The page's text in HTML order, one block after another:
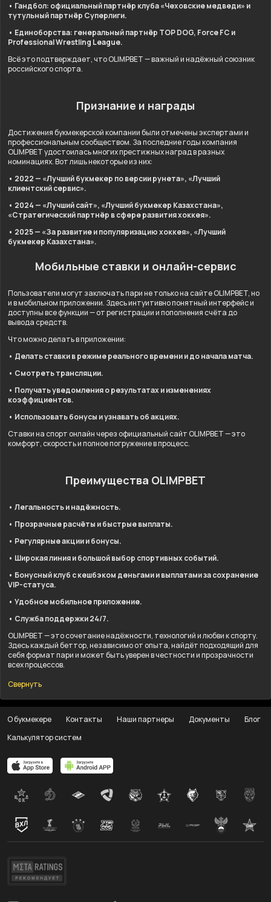
• Гандбол: официальный партнёр клуба «Чеховские медведи» и
тутульный партнёр Суперлиги.
• Единоборства: генеральный партнёр TOP DOG, Force FC и
Professional Wrestling League.
Всё это подтверждает, что OLIMPBET — важный и надёжный союзник
российского спорта.
Признание и награды
Достижения букмекерской компании были отмечены экспертами и
профессиональным сообществом. За последние годы компания
OLIMPBET удостоилась многих престижных наград в разных
номинациях. Вот лишь некоторые из них:
• 2022 — «Лучший букмекер по версии рунета», «Лучший
клиентский сервис».
• 2024 — «Лучший сайт», «Лучший букмекер Казахстана»,
«Стратегический партнёр в сфере развития хоккея».
• 2025 — «За развитие и популяризацию хоккея», «Лучший
букмекер Казахстана».
Мобильные ставки и онлайн-сервис
Пользователи могут заключать пари не только на сайте OLIMPBET, но
и в мобильном приложении. Здесь интуитивно понятный интерфейс и
доступны все функции — от регистрации и пополнения счёта до
вывода средств.
Что можно делать в приложении:
• Делать ставки в режиме реального времени и до начала матча.
• Смотреть трансляции.
• Получать уведомления о результатах и изменениях
коэффициентов.
• Использовать бонусы и узнавать об акциях.
Ставки на спорт онлайн через официальный сайт OLIMPBET — это
комфорт, скорость и полное погружение в процесс.
Преимущества OLIMPBET
• Легальность и надёжность.
• Прозрачные расчёты и быстрые выплаты.
• Регулярные акции и бонусы.
• Широкая линия и большой выбор спортивных событий.
• Бонусный клуб с кешбэком деньгами и выплатами за сохранение
VIP-статуса.
• Удобное мобильное приложение.
• Служба поддержки 24/7.
OLIMPBET — это сочетание надёжности, технологий и любви к спорту.
Здесь каждый беттор, независимо от опыта, найдёт подходящий для
себя формат пари и может быть уверен в честности и прозрачности
всех процессов.
Свернуть
О букмекере Контакты Наши партнеры Документы
Блог
Калькулятор систем